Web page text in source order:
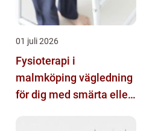
01 juli 2026
Fysioterapi i
malmköping vägledning
för dig med smärta eller